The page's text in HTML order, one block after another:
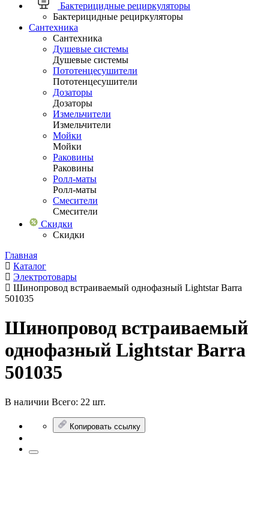
Бактерицидные рециркуляторы
Бактерицидные рециркуляторы
Сантехника
Сантехника
Душевые системы
Душевые системы
Пототенцесушители
Пототенцесушители
Дозаторы
Дозаторы
Измельчители
Измельчители
Мойки
Мойки
Раковины
Раковины
Ролл-маты
Ролл-маты
Смесители
Смесители
Скидки
Скидки
Главная
Каталог
Электротовары
Шинопровод встраиваемый однофазный Lightstar Barra
501035
Шинопровод встраиваемый
однофазный Lightstar Barra
501035
В наличии Всего: 22 шт.
Копировать ссылку